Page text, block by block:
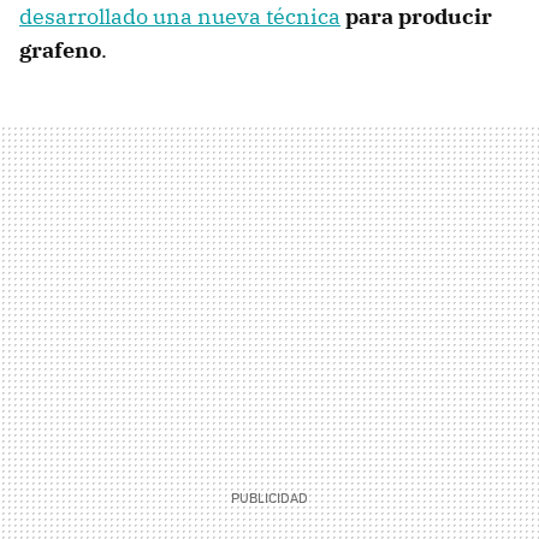
desarrollado una nueva técnica para producir
grafeno.